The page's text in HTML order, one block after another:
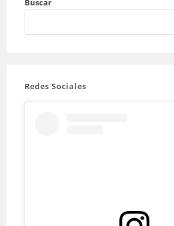
Buscar
Redes Sociales